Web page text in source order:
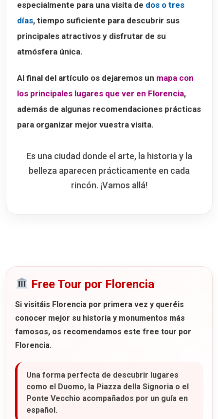
especialmente para una visita de dos o tres
días, tiempo suficiente para descubrir sus
principales atractivos y disfrutar de su
atmósfera única.
Al final del artículo os dejaremos un mapa con
los principales lugares que ver en Florencia,
además de algunas recomendaciones prácticas
para organizar mejor vuestra visita.
Es una ciudad donde el arte, la historia y la
belleza aparecen prácticamente en cada
rincón. ¡Vamos allá!
Free Tour por Florencia
Si visitáis Florencia por primera vez y queréis
conocer mejor su historia y monumentos más
famosos, os recomendamos este free tour por
Florencia.
Una forma perfecta de descubrir lugares
como el Duomo, la Piazza della Signoria o el
Ponte Vecchio acompañados por un guía en
español.